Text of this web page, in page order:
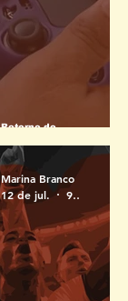
Retorno do
reaquece cena de
jogos em Salvador
Marina Branco
12 de jul.
9 min de leitura